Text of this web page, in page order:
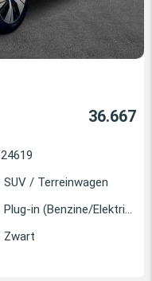
36.667
24619
SUV / Terreinwagen
Plug-in (Benzine/Elektrisch)
Zwart